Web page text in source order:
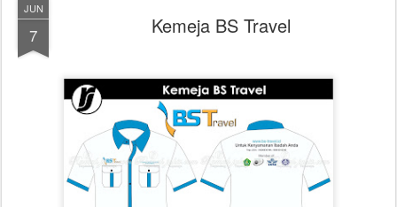
JUN
7 Kemeja BS Travel